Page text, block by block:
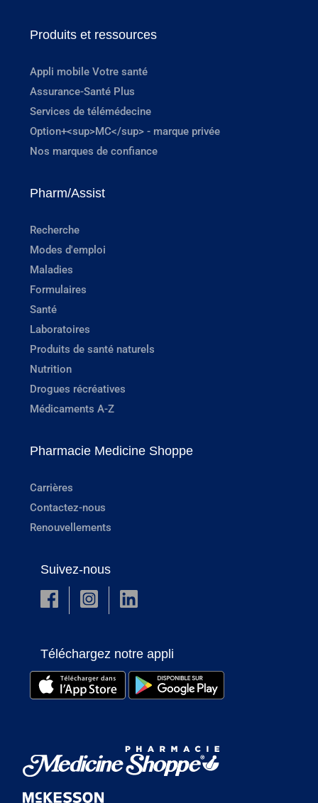
Produits et ressources
Appli mobile Votre santé
Assurance-Santé Plus
Services de télémédecine
Option+<sup>MC</sup> - marque privée
Nos marques de confiance
Pharm/Assist
Recherche
Modes d'emploi
Maladies
Formulaires
Santé
Laboratoires
Produits de santé naturels
Nutrition
Drogues récréatives
Médicaments A-Z
Pharmacie Medicine Shoppe
Carrières
Contactez-nous
Renouvellements
Suivez-nous
Téléchargez notre appli